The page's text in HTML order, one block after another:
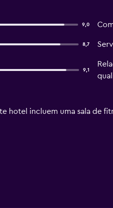
9,0
8,7
9,1
hotel incluem uma sala de